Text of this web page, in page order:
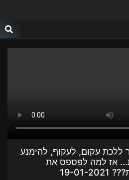
עקום, לעקוף, להימנע
אז למה לפספס את
2021